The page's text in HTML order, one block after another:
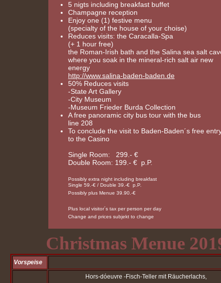
5 nigts including breakfast buffet
Champagne reception
Enjoy one (1) festive menu
(specialty of the house of your choise)
Reduces visits: the Caracalla-Spa
(+ 1 hour free)
the Roman-Irish bath and the Salina sea salt
where you soak in the mineral-rich salt air new
energy
http://www.salina-baden-baden.de
50% Reduces visits
-State Art Gallery
-City Museum
-Museum Frieder Burda Collection
A free panoramic city bus tour with the bus
line 208
To conclude the visit to Baden-Baden´s free
to the Casino
Single Room: 299.- €
Double Room: 199.- € p.P.
Possibly extra night including breakfast
Single 59.-€ / Double 39.-€ p.P.
Possibly plus Menue 39.90.-€
Plus local visitor´s tax per person per day
Change and prices subjekt to change
Christmas Menue
Vorspeise
Hors-dóeuvre -Fisch-Teller mit Räucherlachs,